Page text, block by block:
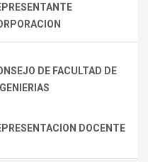
DE FACULTAD DE
DOCENTE